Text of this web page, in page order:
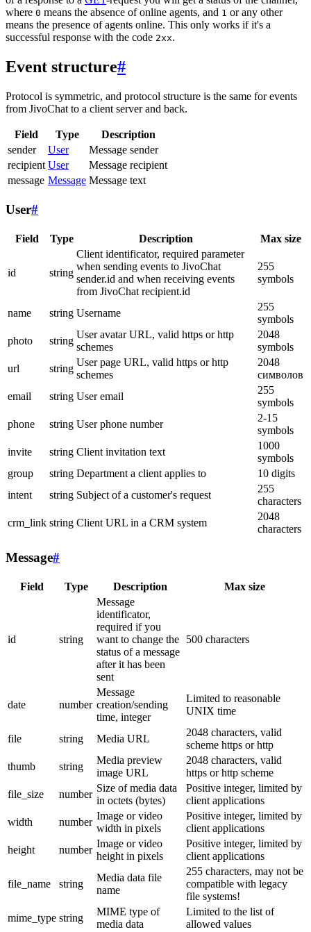
where 0 means the absence of online agents, and 1 or any other
means the presence of agents online. This only works if it's a
successful response with the code 2xx.
Event structure#
Protocol is symmetric, and protocol structure is the same for events
from JivoChat to a client server and back.
Field Type
Description
sender
User
Message sender
recipient User
Message recipient
message Message Message text
User#
Field Type Description Max size
id string
Client identificator, required parameter
when sending events to JivoChat
sender.id and when receiving events
from JivoChat recipient.id
255
symbols
name string Username
255
symbols
photo
string
User avatar URL, valid https or http
schemes
2048
symbols
url
string
User page URL, valid https or http
schemes
2048
символов
email
string User email
255
symbols
phone
string User phone number
2-15
symbols
invite
string Client invitation text
1000
symbols
group
string Department a client applies to
10 digits
intent
string Subject of a customer's request
255
characters
crm_link string Client URL in a CRM system
2048
characters
Message#
Field Type Description Max size
id string
Message
identificator,
required if you
want to change the
status of a message
after it has been
sent
500 characters
date number
Message
creation/sending
time, integer
Limited to reasonable
UNIX time
file string Media URL
2048 characters, valid
scheme https or http
thumb
string
Media preview
image URL
2048 characters, valid
https or http scheme
file_size
number
Size of media data
in octets (bytes)
Positive integer, limited by
client applications
width
number
Image or video
width in pixels
Positive integer, limited by
client applications
height
number
Image or video
height in pixels
Positive integer, limited by
client applications
file_name string
Media data file
name
255 characters, may not be
compatible with legacy
file systems!
mime_type string
MIME type of
media data
Limited to the list of
allowed values